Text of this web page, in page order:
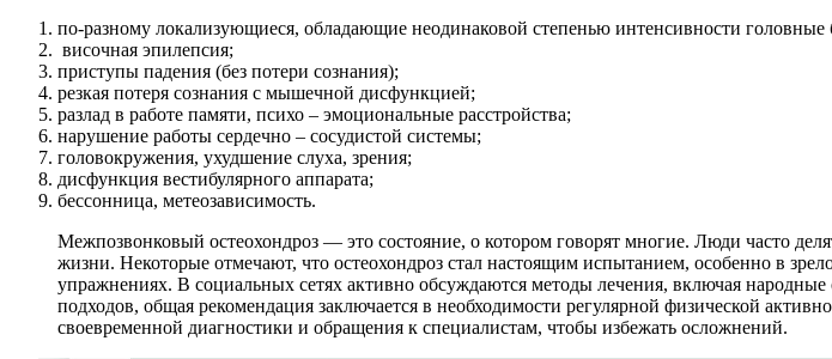
по-разному локализующиеся, обладающие неодинаковой степенью интенсивности головные
височная эпилепсия;
приступы падения (без потери сознания);
резкая потеря сознания с мышечной дисфункцией;
разлад в работе памяти, психо – эмоциональные расстройства;
нарушение работы сердечно – сосудистой системы;
головокружения, ухудшение слуха, зрения;
дисфункция вестибулярного аппарата;
бессонница, метеозависимость.
Межпозвонковый остеохондроз — это состояние, о котором говорят многие. Люди часто
жизни. Некоторые отмечают, что остеохондроз стал настоящим испытанием, особенно в
упражнениях. В социальных сетях активно обсуждаются методы лечения, включая
подходов, общая рекомендация заключается в необходимости регулярной физической
своевременной диагностики и обращения к специалистам, чтобы избежать осложнений.